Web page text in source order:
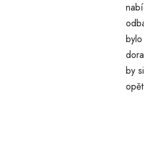
by